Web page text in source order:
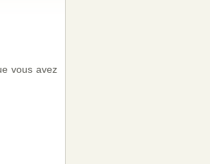
vous avez